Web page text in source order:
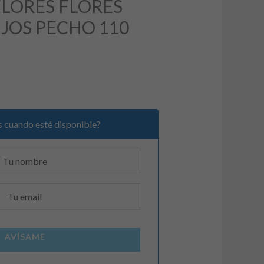
FLORES
PECHO 110
€.
cuando esté disponible?
AVÍSAME